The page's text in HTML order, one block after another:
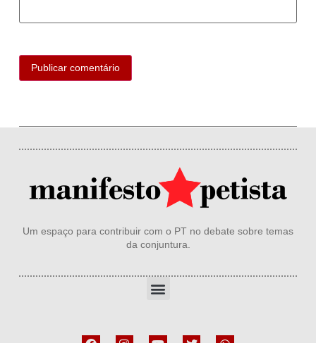
Um espaço para contribuir com o PT no debate sobre temas
da conjuntura.